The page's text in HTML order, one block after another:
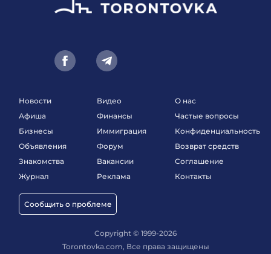
Новости
Афиша
Бизнесы
Объявления
Знакомства
Журнал
Сообщить о проблеме
Видео
Финансы
Иммиграция
Форум
Вакансии
Реклама
О нас
Частые вопросы
Конфиденциальность
Возврат средств
Соглашение
Контакты
Copyright © 1999-2026
Torontovka.com, Все права защищены